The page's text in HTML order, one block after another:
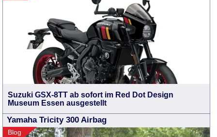
Suzuki GSX-8TT ab sofort im Red Dot Design
Museum Essen ausgestellt
Yamaha Tricity 300 Airbag
Blog